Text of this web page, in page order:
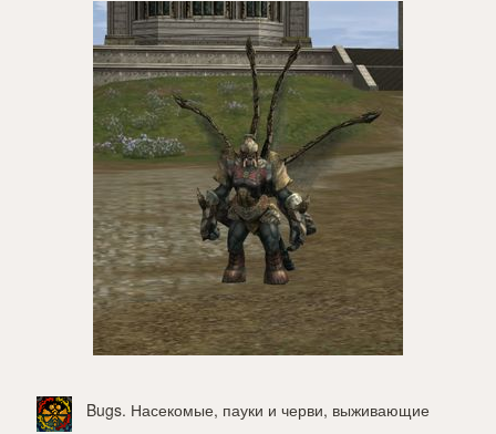
Bugs. Насекомые, пауки и черви, выживающие